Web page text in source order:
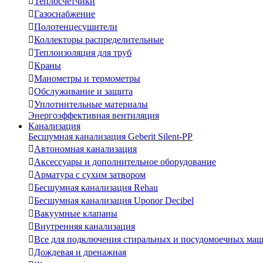
Газоснабжение
Полотенцесушители
Коллекторы распределительные
Теплоизоляция для труб
Краны
Манометры и термометры
Обслуживание и защита
Уплотнительные материалы
Энергоэффективная вентиляция
Канализация
Бесшумная канализация Geberit Silent-PP
Автономная канализация
Аксессуары и дополнительное оборудование
Арматура с сухим затвором
Бесшумная канализация Rehau
Бесшумная канализация Uponor Decibel
Вакуумные клапаны
Внутренняя канализация
Все для подключения стиральных и посудомоечных
Дождевая и дренажная